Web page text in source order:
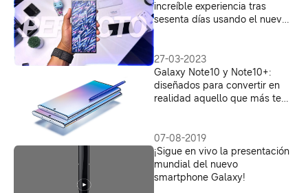
increíble experiencia tras
sesenta días usando el nuevo
27-03-2023
Galaxy Note10 y Note10+:
diseñados para convertir en
realidad aquello que más te
07-08-2019
¡Sigue en vivo la presentación
mundial del nuevo
smartphone Galaxy!